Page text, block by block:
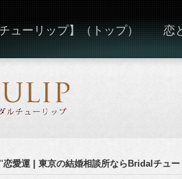
ューリップ】（トップ） 恋
恋愛運 | 東京の結婚相談所ならBridalチュー